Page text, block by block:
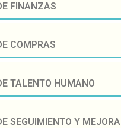
FINANZAS
COMPRAS
TALENTO HUMANO
SEGUIMIENTO Y MEJORA